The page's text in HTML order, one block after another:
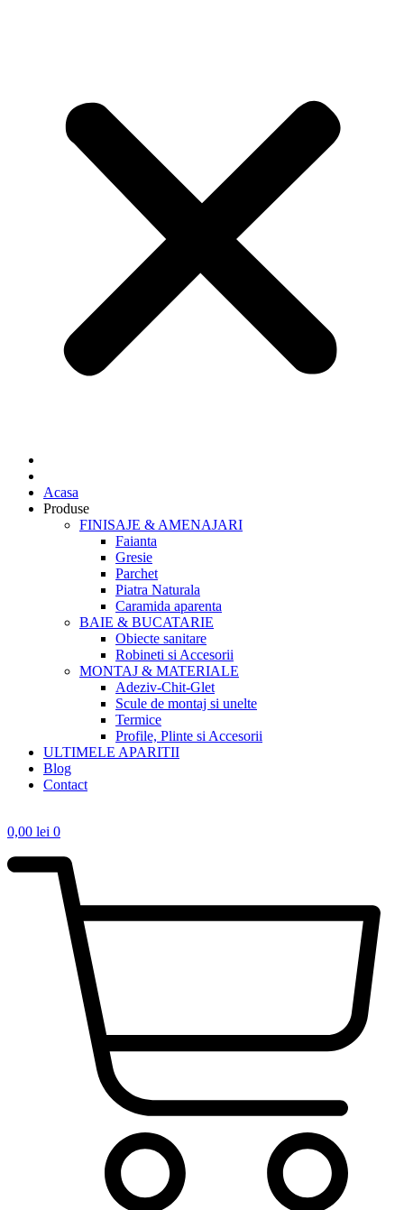
Acasa
Produse
FINISAJE & AMENAJARI
Faianta
Gresie
Parchet
Piatra Naturala
Caramida aparenta
BAIE & BUCATARIE
Obiecte sanitare
Robineti si Accesorii
MONTAJ & MATERIALE
Adeziv-Chit-Glet
Scule de montaj si unelte
Termice
Profile, Plinte si Accesorii
ULTIMELE APARITII
Blog
Contact
0,00 lei 0